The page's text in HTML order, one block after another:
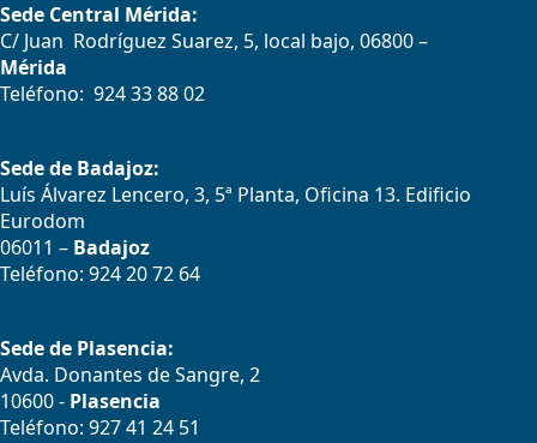
Sede Central Mérida:
C/ Juan Rodríguez Suarez, 5, local bajo, 06800 –
Mérida
Teléfono: 924 33 88 02
Sede de Badajoz:
Luís Álvarez Lencero, 3, 5ª Planta, Oficina 13. Edificio
Eurodom
06011 – Badajoz
Teléfono: 924 20 72 64
Sede de Plasencia:
Avda. Donantes de Sangre, 2
10600 - Plasencia
Teléfono: 927 41 24 51